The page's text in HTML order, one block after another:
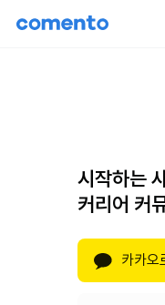
시작하는
커리어 커
카카오